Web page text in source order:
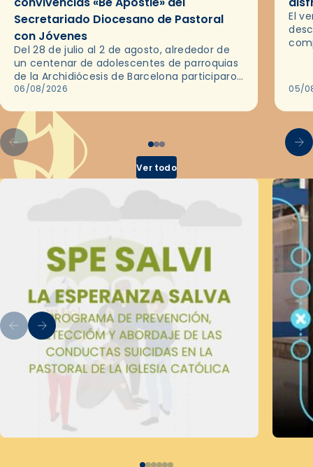
Secretariado Diocesano de Pastoral
con Jóvenes
Del 28 de julio al 2 de agosto, alrededor de
un centenar de adolescentes de parroquias
de la Archidiócesis de Barcelona participaron
en las convivencias Be Apostle, organizadas
06/08/2026
El
05/
Ver todo